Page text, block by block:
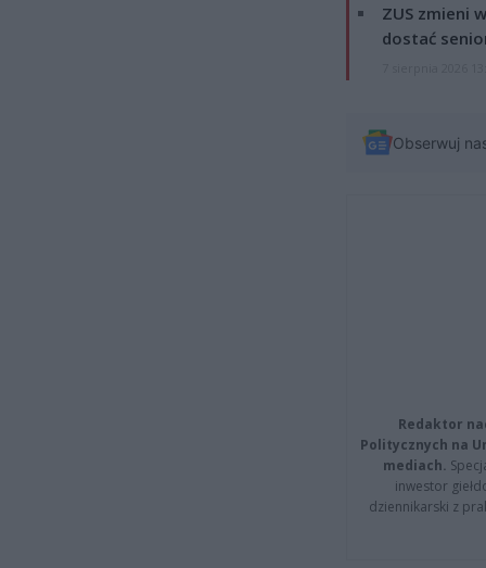
ZUS zmieni
dostać
Obserwuj
Redaktor
Politycznych na
mediach.
inwestor
dziennikarski z